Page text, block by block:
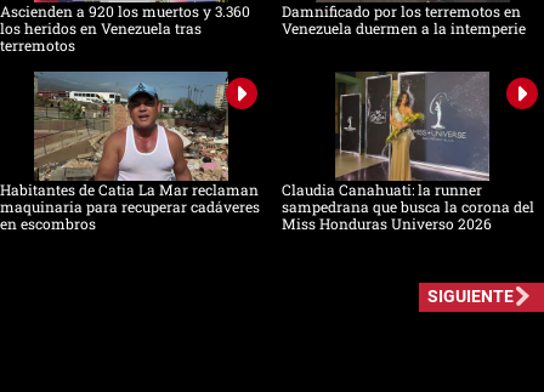
Ascienden a 920 los muertos y 3.360
los heridos en Venezuela tras
terremotos
Damnificado por los terremotos en
Venezuela duermen a la intemperie
Habitantes de Catia La Mar reclaman
maquinaria para recuperar cadáveres
en escombros
Claudia Canahuati: la runner
sampedrana que busca la corona del
Miss Honduras Universo 2026
SIGUIENTE